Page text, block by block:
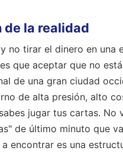
la realidad
no tirar el dinero en una
que aceptar que no
de una gran ciudad
de alta presión, alto
jugar tus cartas. No
de último minuto que
encontrar es una